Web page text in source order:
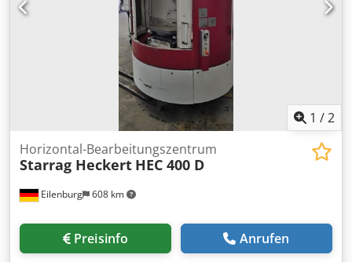
Positionierung der Spannvorrichtungen
1 /2
Eilenburg 608 km
Horizontal-Bearbeitungszentrum
Starrag Heckert HEC 400 D
Preisinfo Anrufen